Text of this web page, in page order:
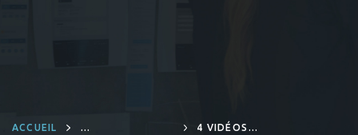
ACCUEIL
4 VIDÉOS